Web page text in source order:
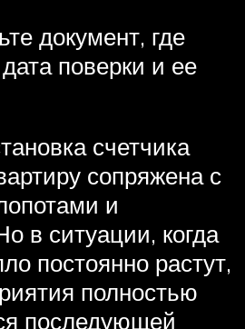
документ, где
поверки и ее
счетчика
сопряжена с
и
в ситуации, когда
постоянно растут,
полностью
последующей